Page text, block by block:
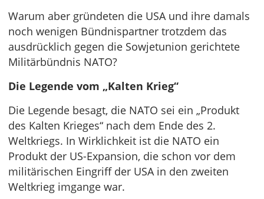
Warum aber gründeten die USA und ihre damals
noch wenigen Bündnispartner trotzdem das
ausdrücklich gegen die Sowjetunion gerichtete
Militärbündnis NATO?
Die Legende vom „Kalten Krieg“
Die Legende besagt, die NATO sei ein „Produkt
des Kalten Krieges“ nach dem Ende des 2.
Weltkriegs. In Wirklichkeit ist die NATO ein
Produkt der US-Expansion, die schon vor dem
militärischen Eingriff der USA in den zweiten
Weltkrieg imgange war.